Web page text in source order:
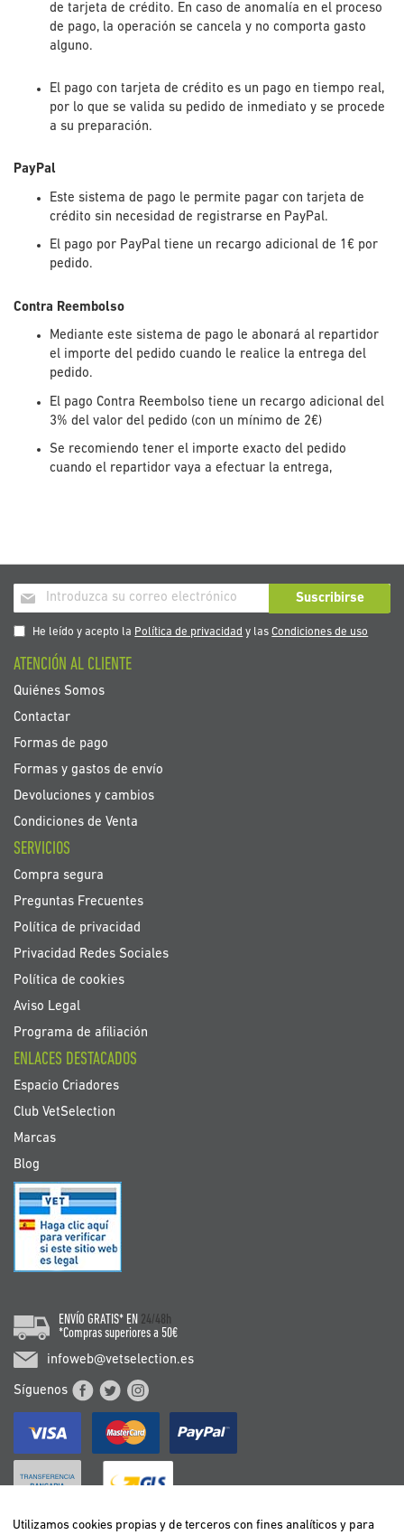
de tarjeta de crédito. En caso de anomalía en el proceso
de pago, la operación se cancela y no comporta gasto
alguno.
El pago con tarjeta de crédito es un pago en tiempo real,
por lo que se valida su pedido de inmediato y se procede
a su preparación.
PayPal
Este sistema de pago le permite pagar con tarjeta de
crédito sin necesidad de registrarse en PayPal.
El pago por PayPal tiene un recargo adicional de 1€ por
pedido.
Contra Reembolso
Mediante este sistema de pago le abonará al repartidor
el importe del pedido cuando le realice la entrega del
pedido.
El pago Contra Reembolso tiene un recargo adicional del
3% del valor del pedido (con un mínimo de 2€)
Se recomiendo tener el importe exacto del pedido
cuando el repartidor vaya a efectuar la entrega,
Inscríbase
a
nuestro
de
noticias:
Suscribirse
He leído y acepto la Política de privacidad y lasCondiciones de uso
ATENCIÓN AL CLIENTE
Quiénes Somos
Contactar
Formas de pago
Formas y gastos de envío
Devoluciones y cambios
Condiciones de Venta
SERVICIOS
Compra segura
Preguntas Frecuentes
Política de privacidad
Privacidad Redes Sociales
Política de cookies
Aviso Legal
Programa de afiliación
ENLACES DESTACADOS
Espacio Criadores
Club VetSelection
Marcas
Blog
ENVÍO GRATIS* EN 24/48h
*Compras superiores a 50€
infoweb@vetselection.es
Síguenos
Utilizamos cookies propias y de terceros con fines analíticos y para